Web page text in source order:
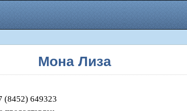
Мона Лиза
(8452) 649323